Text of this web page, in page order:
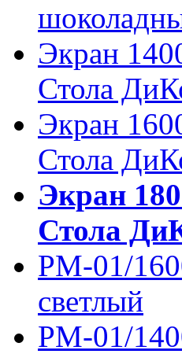
Экран
Стола
Экран
Стола
Экран
Стола
РМ-01/
светлый
РМ-01/